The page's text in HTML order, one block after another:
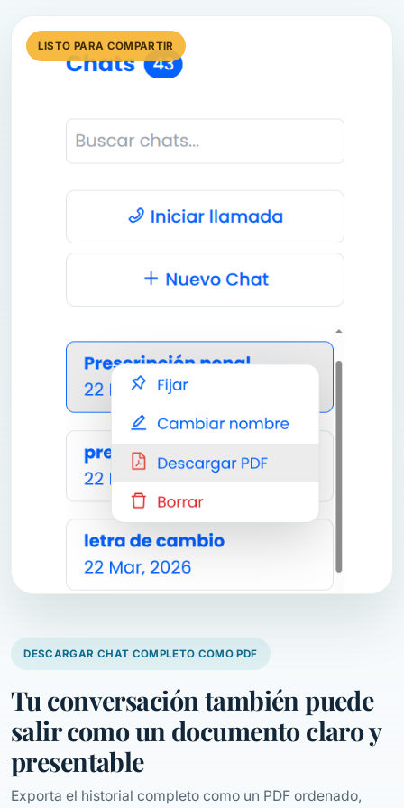
LISTO PARA COMPARTIR
DESCARGAR CHAT COMPLETO COMO PDF
Tu conversación también puede
salir como un documento claro y
presentable
Exporta el historial completo como un PDF ordenado,